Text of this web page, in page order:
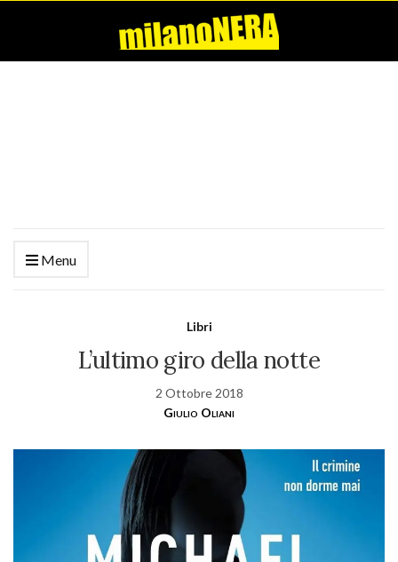
Menu
Libri
L’ultimo giro della notte
2 Ottobre 2018
Giulio Oliani